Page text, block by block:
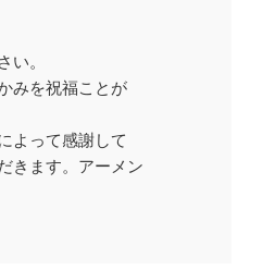
い。
みを祝福ことが
よって感謝して
きます。アーメン